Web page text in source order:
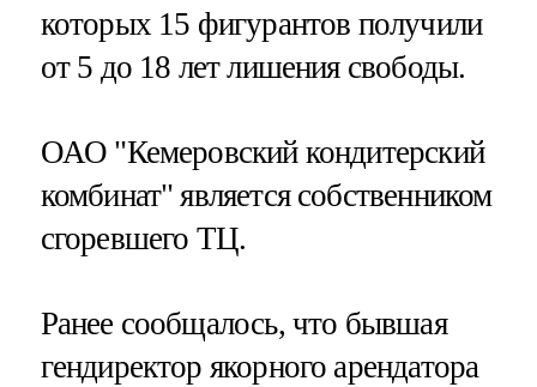
которых 15 фигурантов получили
от 5 до 18 лет лишения свободы.
ОАО "Кемеровский кондитерский
комбинат" является собственником
сгоревшего ТЦ.
Ранее сообщалось, что бывшая
гендиректор якорного арендатора